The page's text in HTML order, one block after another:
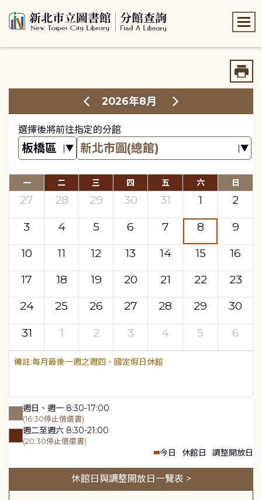
2026年8月
選擇後將前往指定的分館
一 二 三 四 五 六 日
27 28 29 30 31 1
2
3
4 5 6 7 8
9
10
11 12 13 14 15
16
17
18 19 20 21 22
23
24
25 26 27 28 29
30
31
1 2 3 4 5 6
每月最後一週之週四、國定假日休館
週日、週一 8:30-17:00
(16:30停止借還書)
週二至週六 8:30-21:00
(20:30停止借還書)
今日 休館日 調整開放日
休館日與調整開放日一覽表 >